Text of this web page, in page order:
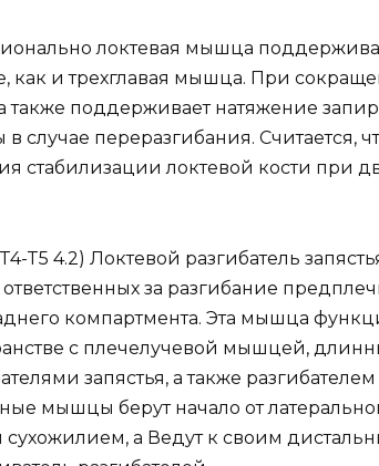
локтевая мышца
как и трехглавая мышца. При
также поддерживает натяжение
в случае переразгибания. Считается,
стабилизации локтевой кости при
T5 4.2) Локтевой разгибатель
за разгибание
компартмента. Эта мышца
с плечелучевой мышцей,
запястья, а также
мышцы берут начало от
а Ведут к своим